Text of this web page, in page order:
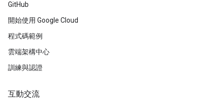
GitHub
開始使用 Google Cloud
程式碼範例
雲端架構中心
訓練與認證
互動交流